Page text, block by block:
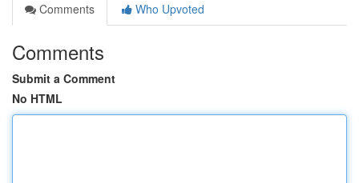
Comments
Who Upvoted
Comments
Submit a Comment
No HTML